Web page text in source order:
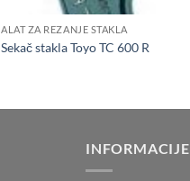
ALAT ZA REZANJE STAKLA
Sekač stakla Toyo TC 600 R
INFORMACIJE